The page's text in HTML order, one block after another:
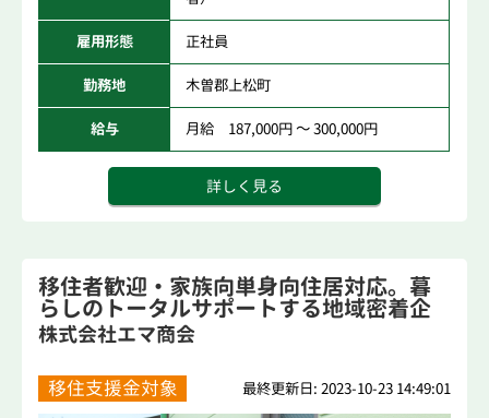
雇用形態 正社員
勤務地 木曽郡上松町
給与 月給 187,000円 ～ 300,000円
詳しく見る
移住者歓迎・家族向単身向住居対応。暮
らしのトータルサポートする地域密着企
業。
株式会社エマ商会
移住支援金対象 最終更新日: 2023-10-23 14:49:01